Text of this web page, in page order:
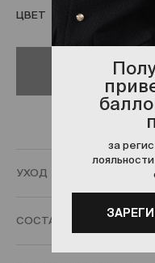
ЦВЕТ КРАСНЫЙ
Нет
УХОД
СОСТАВ
за